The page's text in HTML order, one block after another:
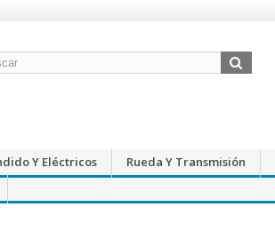
Y Eléctricos Rueda Y Transmisión